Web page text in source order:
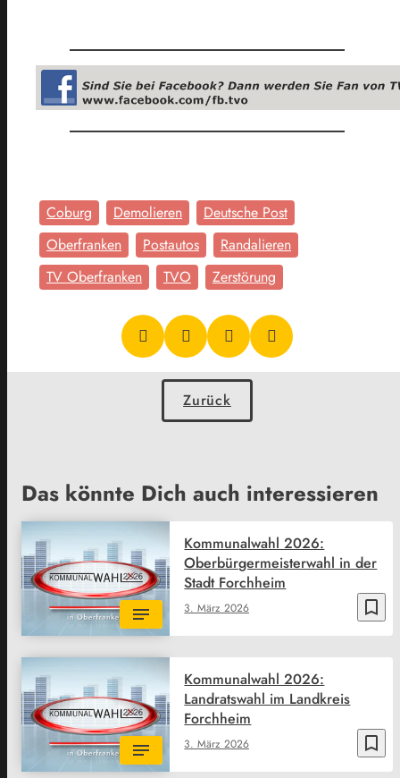
Coburg Demolieren
Deutsche Post
Oberfranken
Postautos
Randalieren
TV Oberfranken
TVO Zerstörung
Zurück
Das könnte Dich auch interessieren
bookmark_border
3. März 2026
Kommunalwahl 2026:
Oberbürgermeisterwahl in der
Stadt Forchheim
bookmark_border
3. März 2026
Kommunalwahl 2026:
Landratswahl im Landkreis
Forchheim